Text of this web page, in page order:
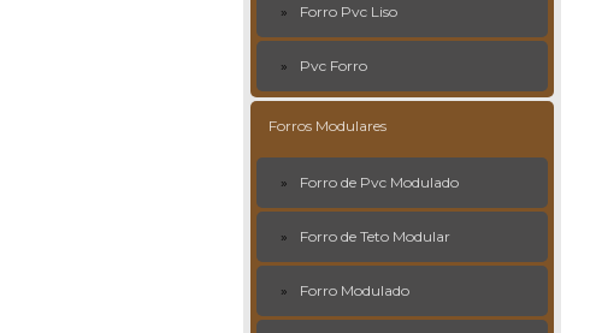
Forro Pvc Liso
Pvc Forro
Forros Modulares
Forro de Pvc Modulado
Forro de Teto Modular
Forro Modulado